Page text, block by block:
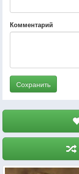
Комментарий
Сохранить